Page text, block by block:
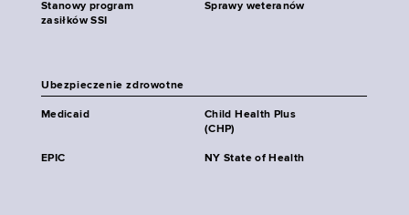
Stanowy program
zasiłków SSI
Sprawy weteranów
Ubezpieczenie zdrowotne
Medicaid
Child Health Plus
(CHP)
EPIC NY State of Health